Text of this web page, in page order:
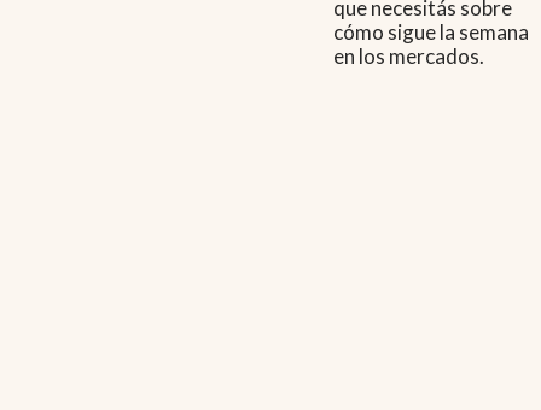
que necesitás sobre
cómo sigue la semana
en los mercados.